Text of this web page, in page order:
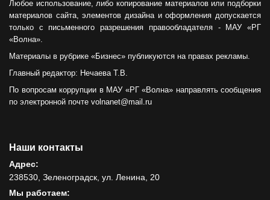
Любое использование, либо копирование материалов или подборки
материалов сайта, элементов дизайна и оформления допускается
только с письменного разрешения правообладателя - МАУ «РГ
«Волна».
Материалы в рубрике «Бизнес» публикуются на правах рекламы.
Главный редактор: Нечаева Т.В.
По вопросам коррупции в МАУ «РГ «Волна» направлять сообщения
по электронной почте volnanet@mail.ru
Наши контакты
Адрес:
238530, Зеленоградск, ул. Ленина, 20
Мы работаем: